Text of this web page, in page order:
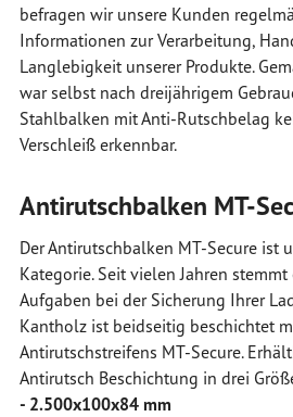
befragen wir unsere Kunden
Informationen zur Verarbeitung,
Langlebigkeit unserer Produkte.
war selbst nach dreijährigem
Stahlbalken mit Anti-Rutschbelag
Verschleiß erkennbar.
Antirutschbalken MT-
Der Antirutschbalken MT-Secure ist
Kategorie. Seit vielen Jahren
Aufgaben bei der Sicherung Ihrer
Kantholz ist beidseitig beschichtet
Antirutschstreifens MT-Secure.
Antirutsch Beschichtung in drei
- 2.500x100x84 mm